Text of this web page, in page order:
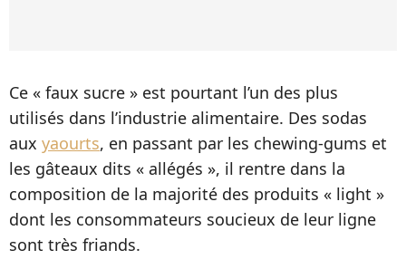
Ce « faux sucre » est pourtant l’un des plus
utilisés dans l’industrie alimentaire. Des sodas
aux yaourts, en passant par les chewing-gums et
les gâteaux dits « allégés », il rentre dans la
composition de la majorité des produits « light »
dont les consommateurs soucieux de leur ligne
sont très friands.